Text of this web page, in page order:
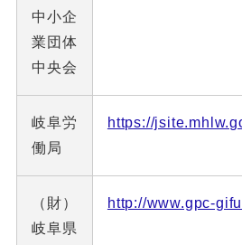
中小企
業団体
中央会
岐阜労
働局
https://
（財）
岐阜県
http://www.gpc-